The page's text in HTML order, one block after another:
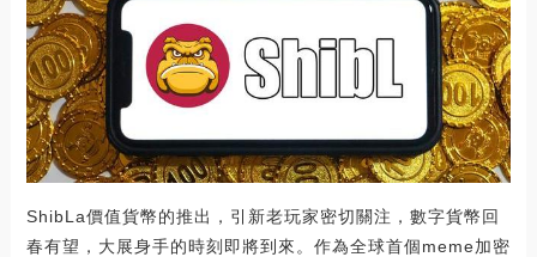
ShibLa價值貨幣的推出，引新老玩家密切關注，數字貨幣回
春有望，大展身手的時刻即將到來。作為全球首個meme加密